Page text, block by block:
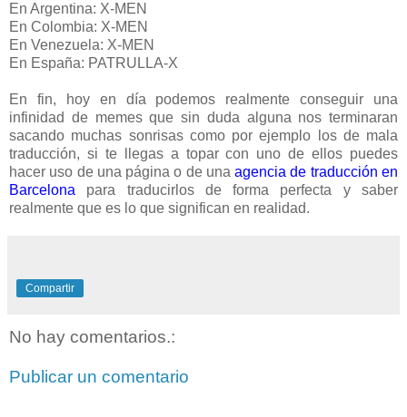
En Argentina: X-MEN
En Colombia: X-MEN
En Venezuela: X-MEN
En España: PATRULLA-X
En fin, hoy en día podemos realmente conseguir una
infinidad de memes que sin duda alguna nos terminaran
sacando muchas sonrisas como por ejemplo los de mala
traducción, si te llegas a topar con uno de ellos puedes
hacer uso de una página o de unaagencia de traducción en
Barcelona
para traducirlos de forma perfecta y saber
realmente que es lo que significan en realidad.
Compartir
No hay comentarios.:
Publicar un comentario